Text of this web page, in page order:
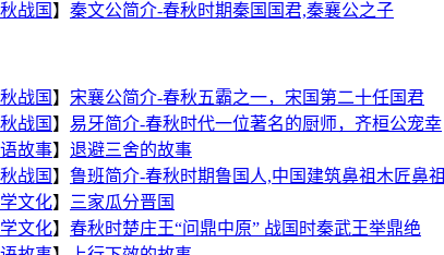
战国 】 秦文公简介-春秋时期秦国国君,秦襄公之子
战国 】 宋襄公简介-春秋五霸之一，宋国第二十任国君
战国 】 易牙简介-春秋时代一位著名的厨师，齐桓公宠幸
故事】 退避三舍的故事
战国 】 鲁班简介-春秋时期鲁国人,中国建筑鼻祖木匠鼻祖
文化】 三家瓜分晋国
文化】 春秋时楚庄王“问鼎中原” 战国时秦武王举鼎绝